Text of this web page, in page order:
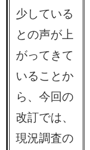
少している
との声が上
がってきて
いることか
ら、今回の
改訂では、
現況調査の